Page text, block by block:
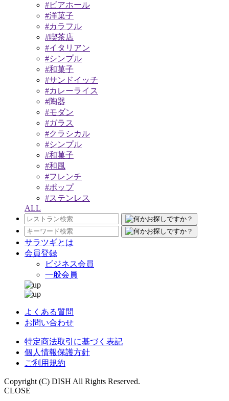
#ビアホール
#洋菓子
#カラフル
#喫茶店
#イタリアン
#シンプル
#和菓子
#サンドイッチ
#カレーライス
#陶器
#モダン
#ガラス
#クラシカル
#シンプル
#和菓子
#和風
#フレンチ
#ポップ
#ステンレス
ALL
サラツギとは
会員登録
ビジネス会員
一般会員
よくある質問
お問い合わせ
特定商法取引に基づく表記
個人情報保護方針
ご利用規約
Copyright (C) DISH All Rights Reserved.
CLOSE